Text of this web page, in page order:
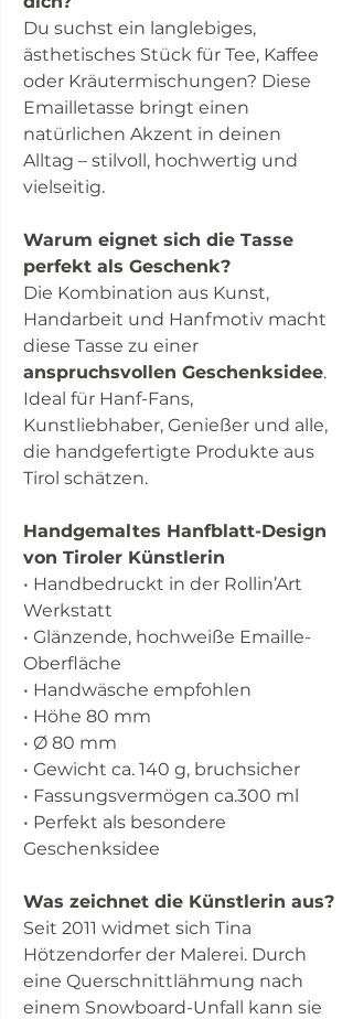
Du suchst ein langlebiges,
ästhetisches Stück für Tee, Kaffee
oder Kräutermischungen? Diese
Emailletasse bringt einen
natürlichen Akzent in deinen
Alltag – stilvoll, hochwertig und
vielseitig.
Warum eignet sich die Tasse
perfekt als Geschenk?
Die Kombination aus Kunst,
Handarbeit und Hanfmotiv macht
diese Tasse zu einer
anspruchsvollen Geschenksidee.
Ideal für Hanf-Fans,
Kunstliebhaber, Genießer und alle,
die handgefertigte Produkte aus
Tirol schätzen.
Handgemaltes Hanfblatt-Design
von Tiroler Künstlerin
• Handbedruckt in der Rollin’Art
Werkstatt
• Glänzende, hochweiße Emaille-
Oberfläche
• Handwäsche empfohlen
• Höhe 80 mm
• Ø 80 mm
• Gewicht ca. 140 g, bruchsicher
• Fassungsvermögen ca.300 ml
• Perfekt als besondere
Geschenksidee
Was zeichnet die Künstlerin aus?
Seit 2011 widmet sich Tina
Hötzendorfer der Malerei. Durch
eine Querschnittlähmung nach
einem Snowboard-Unfall kann sie